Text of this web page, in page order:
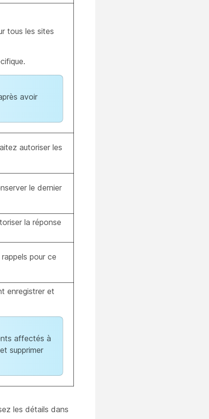
tous les sites
avoir
autoriser les
le dernier
la réponse
pour ce
enregistrer et
affectés à
supprimer
les détails dans